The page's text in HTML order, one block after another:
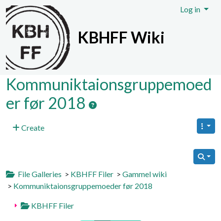
Site identity, navigation, etc.
KBHFF Wiki
Log in
Navigation and related
Kommuniktaionsgruppemoed
er før 2018
Create
File Galleries > KBHFF Filer > Gammel wiki
> Kommuniktaionsgruppemoeder før 2018
KBHFF Filer